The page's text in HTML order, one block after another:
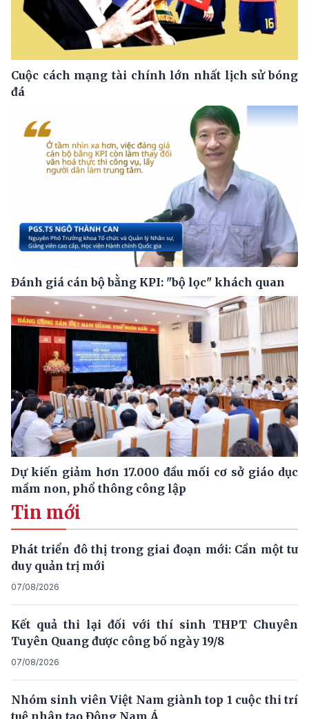
Cuộc cách mạng tài chính lớn nhất lịch sử bóng
đá
Đánh giá cán bộ bằng KPI: "bộ lọc" khách quan
Dự kiến giảm hơn 17.000 đầu mối cơ sở giáo dục
mầm non, phổ thông công lập
Tin mới
Phát triển đô thị trong giai đoạn mới: Cần một tư
duy quản trị mới
07/08/2026
Kết quả thi lại đối với thí sinh THPT Chuyên
Tuyên Quang được công bố ngày 19/8
07/08/2026
Nhóm sinh viên Việt Nam giành top 1 cuộc thi trí